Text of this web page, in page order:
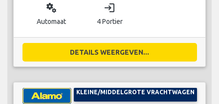
miscellaneous_services
Automaat
login
4 Portier
DETAILS WEERGEVEN...
KLEINE/MIDDELGROTE VRACHTWAGEN